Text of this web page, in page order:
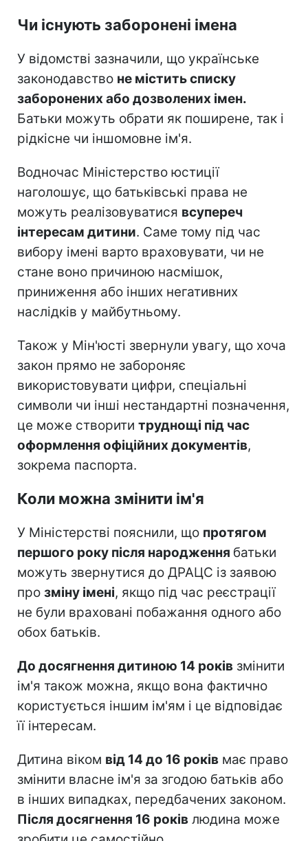
Чи існують заборонені імена
У відомстві зазначили, що українське
законодавство не містить списку
заборонених або дозволених імен.
Батьки можуть обрати як поширене, так і
рідкісне чи іншомовне ім'я.
Водночас Міністерство юстиції
наголошує, що батьківські права не
можуть реалізовуватися всупереч
інтересам дитини. Саме тому під час
вибору імені варто враховувати, чи не
стане воно причиною насмішок,
приниження або інших негативних
наслідків у майбутньому.
Також у Мін'юсті звернули увагу, що хоча
закон прямо не забороняє
використовувати цифри, спеціальні
символи чи інші нестандартні позначення,
це може створити труднощі під час
оформлення офіційних документів,
зокрема паспорта.
Коли можна змінити ім'я
У Міністерстві пояснили, що протягом
першого року після народження батьки
можуть звернутися до ДРАЦС із заявою
про зміну імені, якщо під час реєстрації
не були враховані побажання одного або
обох батьків.
До досягнення дитиною 14 років змінити
ім'я також можна, якщо вона фактично
користується іншим ім'ям і це відповідає
її інтересам.
Дитина віком від 14 до 16 років має право
змінити власне ім'я за згодою батьків або
в інших випадках, передбачених законом.
Після досягнення 16 років людина може